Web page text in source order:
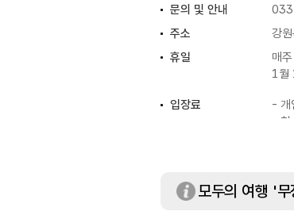
문의 및 안내
주소
강
휴일
매
1월
입장료
- 개
-
모두의 여행 '